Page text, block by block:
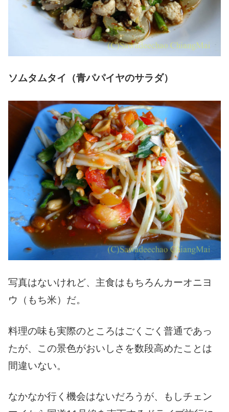
ソムタムタイ（青パパイヤのサラダ）
写真はないけれど、主食はもちろんカーオニヨ
ウ（もち米）だ。
料理の味も実際のところはごくごく普通であっ
たが、この景色がおいしさを数段高めたことは
間違いない。
なかなか行く機会はないだろうが、もしチェン